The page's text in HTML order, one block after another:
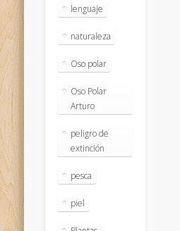
lenguaje
naturaleza
Oso polar
Oso Polar
Arturo
peligro de
extinción
pesca
piel